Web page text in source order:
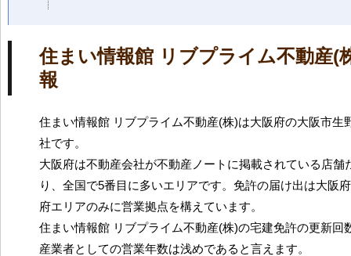
住まい情報館 リブプライム不動産(
報
住まい情報館 リブプライム不動産(株)は大阪府の大阪市生
社です。
大阪府は不動産会社が不動産ノートに掲載されている店舗
り、全国で5番目に多いエリアです。免許の届け出は大阪
府エリアのみに営業拠点を構えています。
住まい情報館 リブプライム不動産(株)の宅建免許の更新回
産業者としての営業年数は浅めであると言えます。